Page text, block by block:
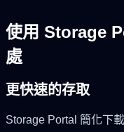
使用 Storage
處
更快速的存取
Storage Portal 簡化下